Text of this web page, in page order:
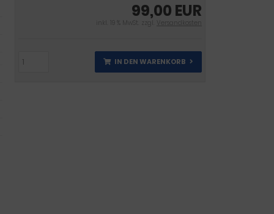
99,00 EUR
inkl. 19 % MwSt. zzgl. Versandkosten
IN DEN WARENKORB